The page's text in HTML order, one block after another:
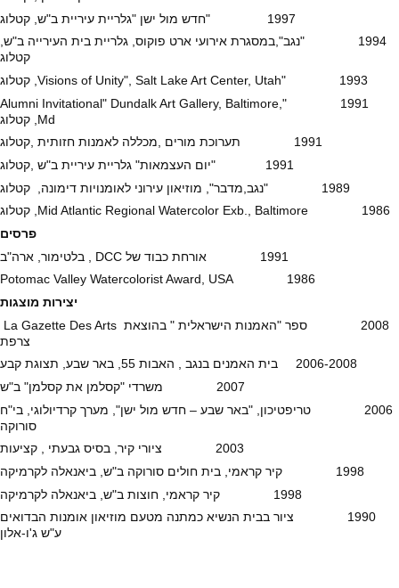
1997 "חדש מול ישן "גלריית עיריית ב"ש, קטלוג
1994 "נגב",במסגרת אירועי ארט פוקוס, גלריית בית העירייה ב"ש,
קטלוג
1993 "Visions of Unity", Salt Lake Art Center, Utah, קטלוג
1991 "Alumni Invitational" Dundalk Art Gallery, Baltimore,
Md, קטלוג
1991 תערוכת מורים ,מכללה לאמנות חזותית ,קטלוג
1991 "יום העצמאות" גלריית עיריית ב"ש ,קטלוג
1989 "נגב,מדבר", מוזיאון עירוני לאומנויות דימונה, קטלוג
1986 Mid Atlantic Regional Watercolor Exb., Baltimore, קטלוג
פרסים
1991 אורחת כבוד של DCC , בלטימור, ארה"ב
1986 Potomac Valley Watercolorist Award, USA
יצירות מוצגות
צרפת
2006-2008 בית האמנים בנגב , האבות 55, באר שבע, תצוגת קבע
2007 משרדי "קסלמן את קסלמן" ב"ש
2006 טריפטיכון, "באר שבע – חדש מול ישן", מערך קרדיולוגי, בי"ח
סורוקה
2003 ציורי קיר, בסיס גבעתי , קציעות
1998 קיר קראמי, בית חולים סורוקה ב"ש, ביאנאלה לקרמיקה
1998 קיר קראמי, חוצות ב"ש, ביאנאלה לקרמיקה
1990 ציור בבית הנשיא כמתנה מטעם מוזיאון אומנות הבדואים
ע"ש ג'ו-אלון